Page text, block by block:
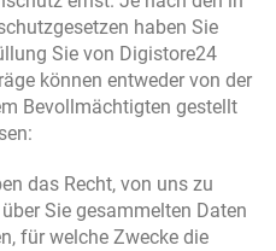
haben Sie
Sie von Digistore24
können entweder von der
Bevollmächtigten gestellt
das Recht, von uns zu
Sie gesammelten Daten
für welche Zwecke die